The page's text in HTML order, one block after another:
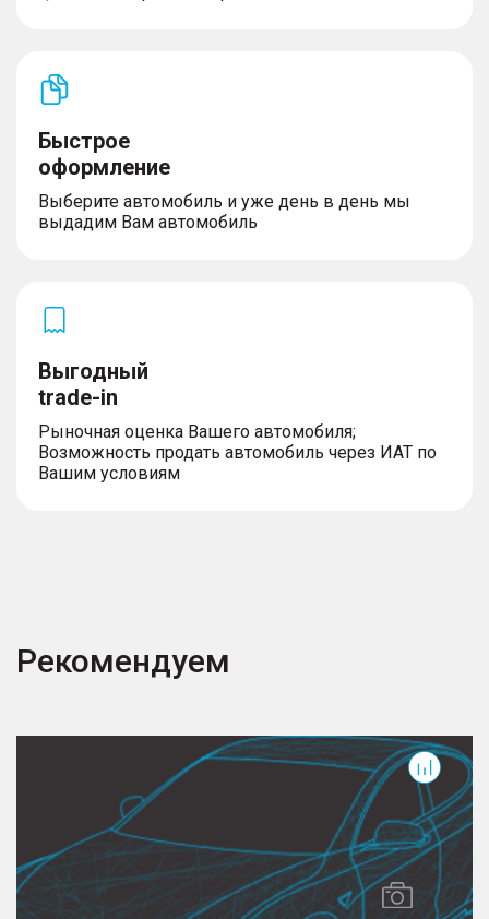
Быстрое
оформление
Выберите автомобиль и уже день в день мы
выдадим Вам автомобиль
Выгодный
trade-in
Рыночная оценка Вашего автомобиля;
Возможность продать автомобиль через ИАТ по
Вашим условиям
Рекомендуем